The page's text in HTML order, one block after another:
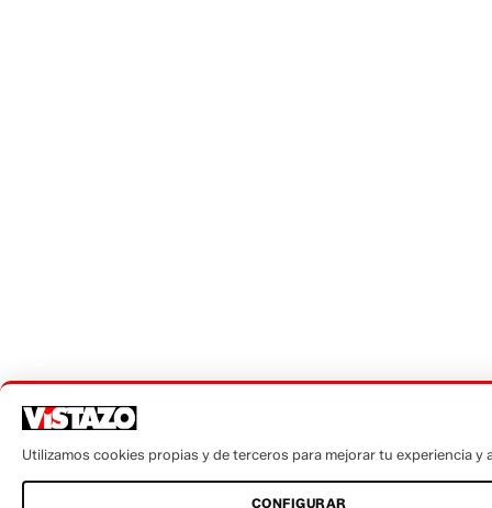
Utilizamos cookies propias y de terceros para mejorar tu experiencia y
CONFIGURAR